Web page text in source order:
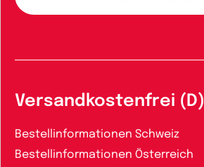
Versandkostenfrei (D)
Bestellinformationen Schweiz
Bestellinformationen Österreich